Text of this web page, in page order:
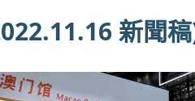
新聞